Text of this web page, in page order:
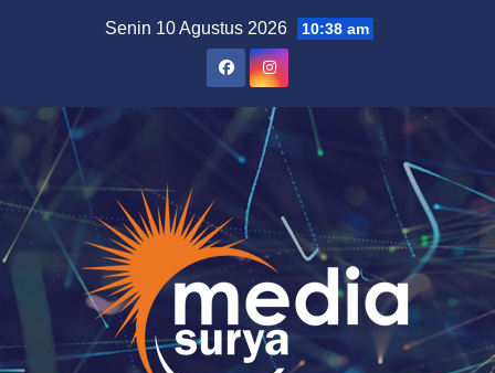
Senin 10 Agustus 2026 10:38 am